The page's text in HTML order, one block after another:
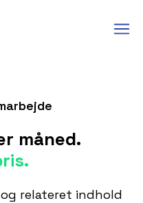
måned.
relateret indhold